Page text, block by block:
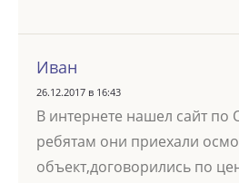
Иван
26.12.2017 в 16:43
В интернете нашел сайт по
ребятам они приехали
объект,договорились по